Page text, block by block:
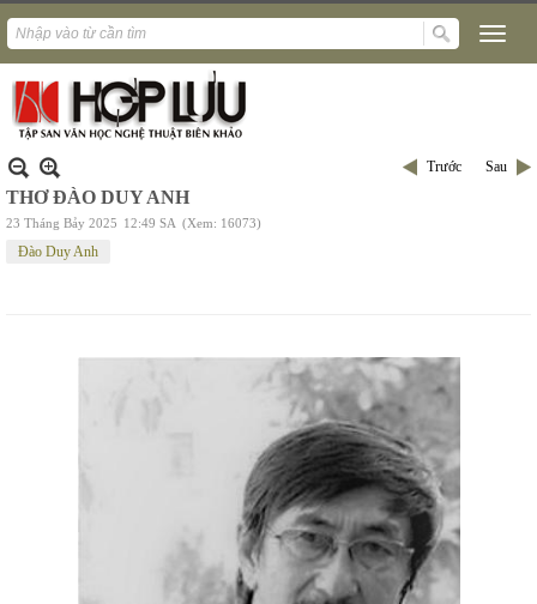
Trước Sau
THƠ ĐÀO DUY ANH
23 Tháng Bảy 2025 12:49 SA (Xem: 16073)
Đào Duy Anh